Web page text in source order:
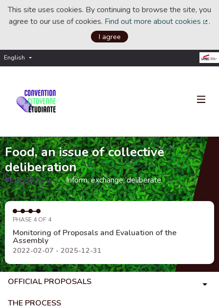
This site uses cookies. By continuing to browse the site, you
agree to our use of cookies. Find out more about cookies .
I agree
English Choisir la langue
Food, an issue of collective
deliberation
#CCE2021
(External link)
Inform, exchange, deliberate
PHASE 4 OF 4
Monitoring of Proposals and Evaluation of the
Assembly
2022-02-07 - 2025-12-31
OFFICIAL PROPOSALS
THE PROCESS